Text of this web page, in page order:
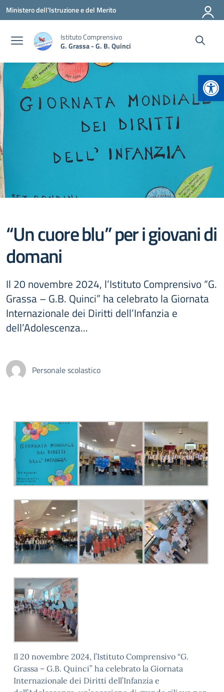
Vai ai contenuti
Vai al menu di navigazione
Vai al footer
Ministero dell'Istruzione e del Merito
Istituto Comprensivo
G. Grassa - G. B. Quinci
“Un cuore blu” per i giovani di
domani
Il 20 novembre 2024, l’Istituto Comprensivo “G.
Grassa – G.B. Quinci” ha celebrato la Giornata
Internazionale dei Diritti dell’Infanzia e
dell’Adolescenza...
Personale scolastico
Il 20 novembre 2024, l’Istituto Comprensivo “G.
Grassa – G.B. Quinci” ha celebrato la Giornata
Internazionale dei Diritti dell’Infanzia e